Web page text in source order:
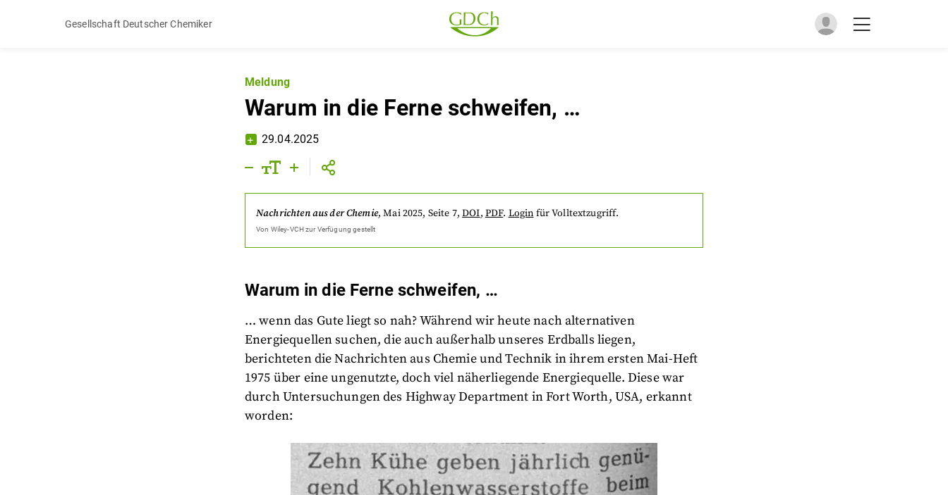
Gesellschaft Deutscher Chemiker
Meldung
Warum in die Ferne schweifen, …
29.04.2025
Nachrichten aus der Chemie,Mai 2025, Seite 7,DOI, PDF. Login für Volltextzugriff.
Von Wiley-VCHzur Verfügung gestellt
Warum in die Ferne schweifen, …
… wenn das Gute liegt so nah? Während wir heute nach alternativen
Energiequellen suchen, die auch außerhalb unseres Erdballs liegen,
berichteten die Nachrichten aus Chemie und Technik in ihrem ersten Mai-Heft
1975 über eine ungenutzte, doch viel näherliegende Energiequelle. Diese war
durch Untersuchungen des Highway Department in Fort Worth, USA, erkannt
worden: